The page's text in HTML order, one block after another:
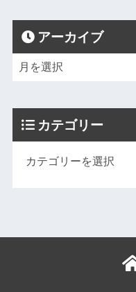
アーカイブ
カテゴリー